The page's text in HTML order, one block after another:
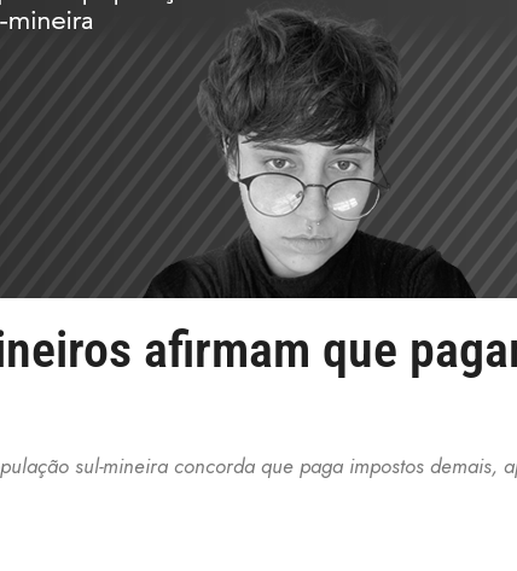
afirmam que
sul-mineira concorda que paga impostos demais,